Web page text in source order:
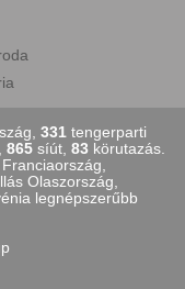
331tengerparti
865 síút, 83 körutazás.
Olaszország,
legnépszerűbb